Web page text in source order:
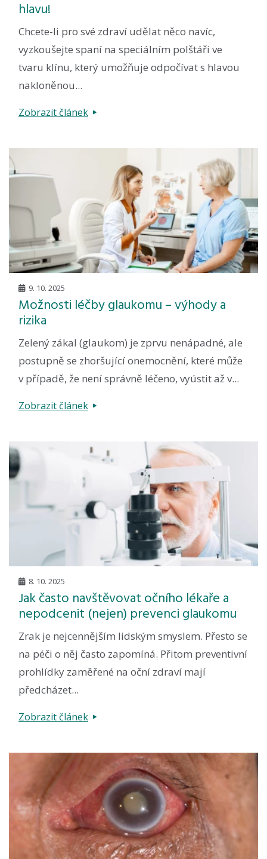
hlavu!
Chcete-li pro své zdraví udělat něco navíc,
vyzkoušejte spaní na speciálním polštáři ve
tvaru klínu, který umožňuje odpočívat s hlavou
nakloněnou...
Zobrazit článek
9. 10. 2025
Možnosti léčby glaukomu – výhody a
rizika
Zelený zákal (glaukom) je zprvu nenápadné, ale
postupně se zhoršující onemocnění, které může
v případě, že není správně léčeno, vyústit až v...
Zobrazit článek
8. 10. 2025
Jak často navštěvovat očního lékaře a
nepodcenit (nejen) prevenci glaukomu
Zrak je nejcennějším lidským smyslem. Přesto se
na péči o něj často zapomíná. Přitom preventivní
prohlídky zaměřené na oční zdraví mají
předcházet...
Zobrazit článek